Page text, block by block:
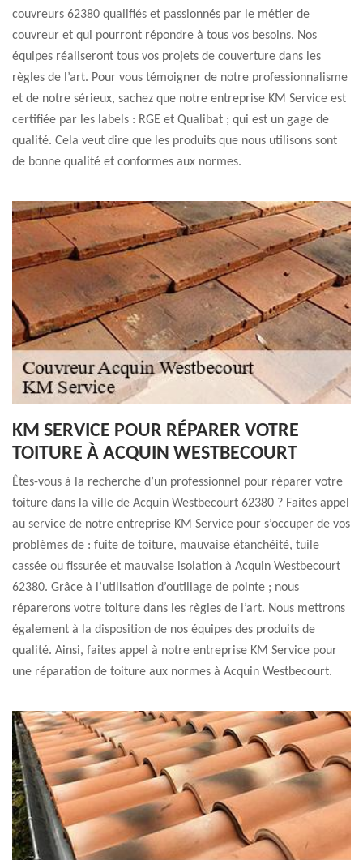
couvreurs 62380 qualifiés et passionnés par le métier de
couvreur et qui pourront répondre à tous vos besoins. Nos
équipes réaliseront tous vos projets de couverture dans les
règles de l’art. Pour vous témoigner de notre professionnalisme
et de notre sérieux, sachez que notre entreprise KM Service est
certifiée par les labels : RGE et Qualibat ; qui est un gage de
qualité. Cela veut dire que les produits que nous utilisons sont
de bonne qualité et conformes aux normes.
KM SERVICE POUR RÉPARER VOTRE
TOITURE À ACQUIN WESTBECOURT
Êtes-vous à la recherche d’un professionnel pour réparer votre
toiture dans la ville de Acquin Westbecourt 62380 ? Faites appel
au service de notre entreprise KM Service pour s’occuper de vos
problèmes de : fuite de toiture, mauvaise étanchéité, tuile
cassée ou fissurée et mauvaise isolation à Acquin Westbecourt
62380. Grâce à l’utilisation d’outillage de pointe ; nous
réparerons votre toiture dans les règles de l’art. Nous mettrons
également à la disposition de nos équipes des produits de
qualité. Ainsi, faites appel à notre entreprise KM Service pour
une réparation de toiture aux normes à Acquin Westbecourt.